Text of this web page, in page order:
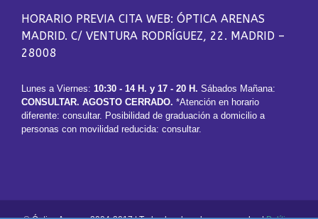
HORARIO PREVIA CITA WEB: ÓPTICA ARENAS
MADRID. C/ VENTURA RODRÍGUEZ, 22. MADRID –
28008
Lunes a Viernes: 10:30 - 14 H. y 17 - 20 H. Sábados Mañana:
CONSULTAR. AGOSTO CERRADO. *Atención en horario
diferente: consultar. Posibilidad de graduación a domicilio a
personas con movilidad reducida: consultar.